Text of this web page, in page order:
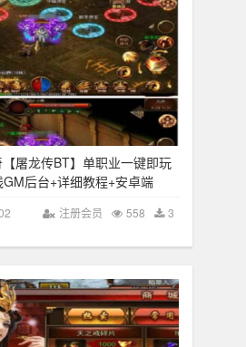
屠龙传BT】单职业一键即玩
后台+详细教程+安卓端
3
558
注册会员